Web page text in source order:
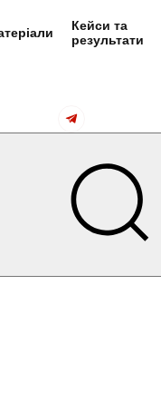
Кейси та
результати